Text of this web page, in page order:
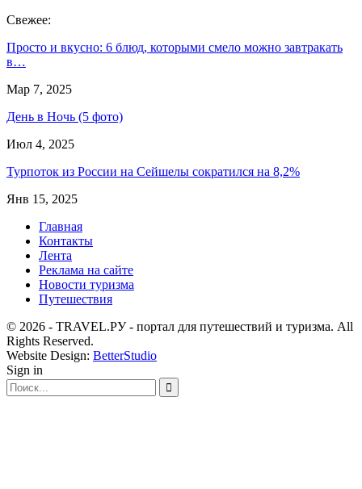
Свежее:
Просто и вкусно: 6 блюд, которыми смело можно завтракать
в…
Мар 7, 2025
День в Ночь (5 фото)
Июл 4, 2025
Турпоток из России на Сейшелы сократился на 8,2%
Янв 15, 2025
Главная
Контакты
Лента
Реклама на сайте
Новости туризма
Путешествия
© 2026 - TRAVEL.РУ - портал для путешествий и туризма. All
Rights Reserved.
Website Design: BetterStudio
Sign in